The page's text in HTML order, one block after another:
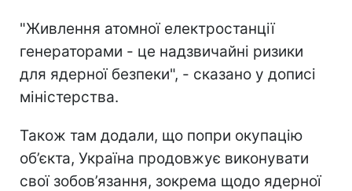
"Живлення атомної електростанції
генераторами - це надзвичайні ризики
для ядерної безпеки", - сказано у дописі
міністерства.
Також там додали, що попри окупацію
об’єкта, Україна продовжує виконувати
свої зобов’язання, зокрема щодо ядерної